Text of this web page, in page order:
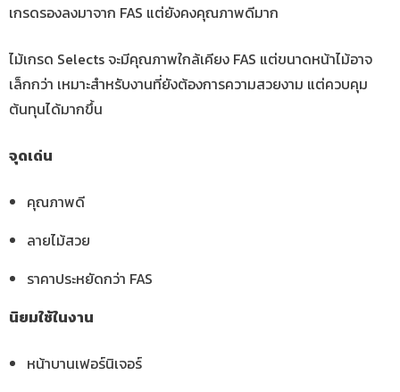
เกรดรองลงมาจาก FAS แต่ยังคงคุณภาพดีมาก
ไม้เกรด Selects จะมีคุณภาพใกล้เคียง FAS แต่ขนาดหน้าไม้อาจ
เล็กกว่า เหมาะสำหรับงานที่ยังต้องการความสวยงาม แต่ควบคุม
ต้นทุนได้มากขึ้น
จุดเด่น
คุณภาพดี
ลายไม้สวย
ราคาประหยัดกว่า FAS
นิยมใช้ในงาน
หน้าบานเฟอร์นิเจอร์